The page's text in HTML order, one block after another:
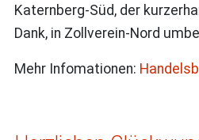
Katernberg-Süd, der
Dank, in Zollverein-Nord
Mehr Infomationen: